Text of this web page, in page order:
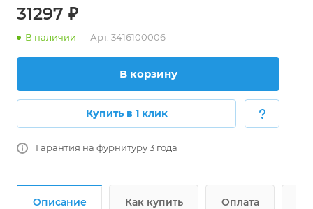
31297 ₽
В наличии Арт. 3416100006
В корзину
Купить в 1 клик
Гарантия на фурнитуру 3 года
Описание Как купить Оплата